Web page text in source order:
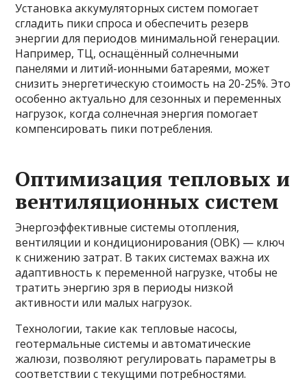
Установка аккумуляторных систем помогает
сгладить пики спроса и обеспечить резерв
энергии для периодов минимальной генерации.
Например, ТЦ, оснащённый солнечными
панелями и литий-ионными батареями, может
снизить энергетическую стоимость на 20-25%. Это
особенно актуально для сезонных и переменных
нагрузок, когда солнечная энергия помогает
компенсировать пики потребления.
Оптимизация тепловых и
вентиляционных систем
Энергоэффективные системы отопления,
вентиляции и кондиционирования (ОВК) — ключ
к снижению затрат. В таких системах важна их
адаптивность к переменной нагрузке, чтобы не
тратить энергию зря в периоды низкой
активности или малых нагрузок.
Технологии, такие как тепловые насосы,
геотермальные системы и автоматические
жалюзи, позволяют регулировать параметры в
соответствии с текущими потребностями.